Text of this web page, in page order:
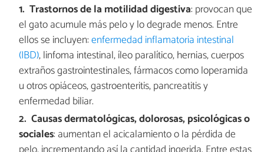
Trastornos de la motilidad digestiva: provocan que
el gato acumule más pelo y lo degrade menos. Entre
ellos se incluyen:enfermedad inflamatoria intestinal
(IBD), linfoma intestinal, íleo paralítico, hernias, cuerpos
extraños gastrointestinales, fármacos como loperamida
u otros opiáceos, gastroenteritis, pancreatitis y
enfermedad biliar.
Causas dermatológicas, dolorosas, psicológicas o
sociales: aumentan el acicalamiento o la pérdida de